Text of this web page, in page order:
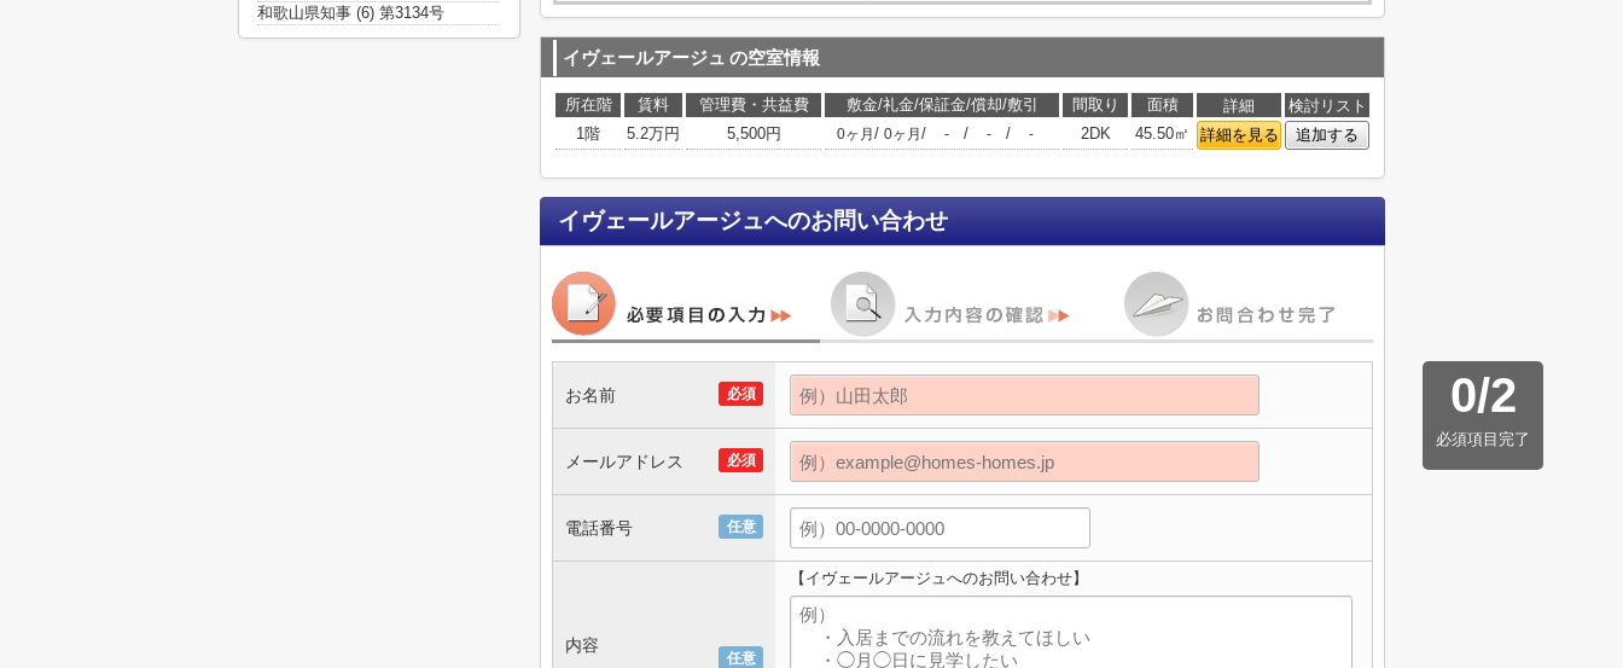
イヴェールアージュ の空室情報
所在階 賃料 管理費・共益費 敷金/礼金/保証金/償却/敷引 間取り 面積 詳細
検討リスト
1階
5.2万円 5,500円 0ヶ月 / 0ヶ月 / - / - / - 2DK 45.50㎡ 詳細を見る 追加する
イヴェールアージュへのお問い合わせ
0/2
必須項目完了
必須
お名前
必須
メールアドレス
任意
電話番号
任意
内容
【イヴェールアージュへのお問い合わせ】
和歌山県知事 (6) 第3134号